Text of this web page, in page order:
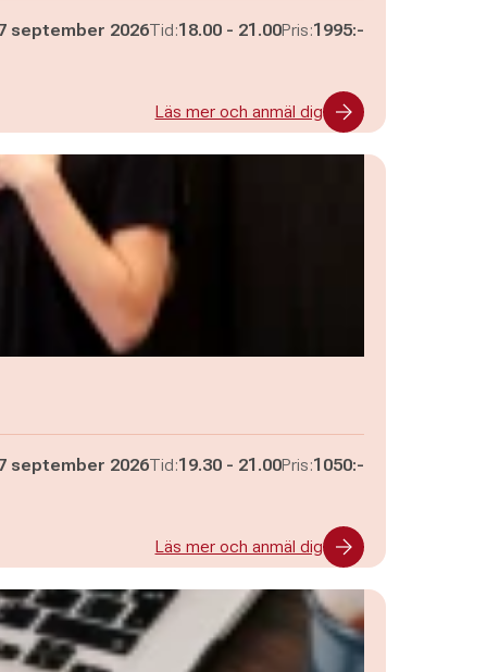
september 2026Tid:Pågår mellan
18.00 - och
21.00Pris:1995:-
Läs mer och anmäl dig
september 2026Tid:Pågår mellan
19.30 - och
21.00Pris:1050:-
Läs mer och anmäl dig